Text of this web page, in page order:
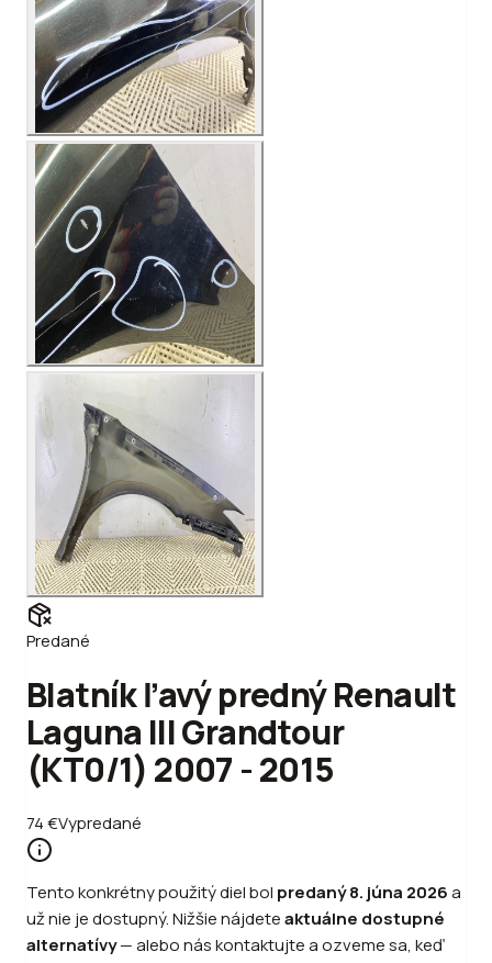
Predané
Blatník ľavý predný Renault
Laguna III Grandtour
(KT0/1) 2007 - 2015
74€Vypredané
Tento konkrétny použitý diel bol predaný8. júna 2026a
už nie je dostupný. Nižšie nájdeteaktuálne dostupné
alternatívy—alebonás kontaktujte a ozveme sa, keď